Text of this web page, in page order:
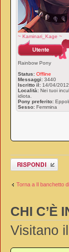
~ Kaminari_Kage ~
Rainbow Pony
Status: Offline
Messaggi: 3440
Iscritto il: 14/04/
Località: Nei tuoi
idiota.
Pony preferito:
Sesso: Femmina
Rispondi al
messaggio
Torna a Il banchetto
CHI C’È
Visitano